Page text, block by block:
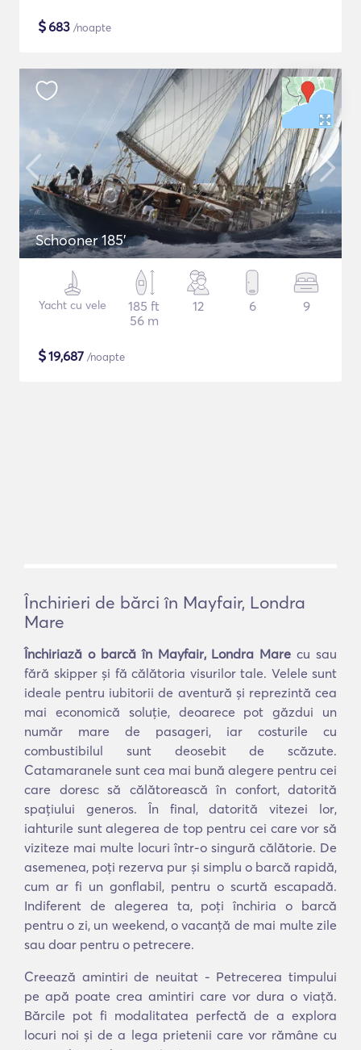
$683 /noapte
Schooner 185'
Yacht cu vele
185 ft
56 m
12 6 9
$19,687 /noapte
Închirieri de bărci în Mayfair, Londra
Mare
Închiriază o barcă în Mayfair, Londra Mare cu sau
fără skipper și fă călătoria visurilor tale. Velele sunt
ideale pentru iubitorii de aventură și reprezintă cea
mai economică soluție, deoarece pot găzdui un
număr mare de pasageri, iar costurile cu
combustibilul sunt deosebit de scăzute.
Catamaranele sunt cea mai bună alegere pentru cei
care doresc să călătorească în confort, datorită
spațiului generos. În final, datorită vitezei lor,
iahturile sunt alegerea de top pentru cei care vor să
viziteze mai multe locuri într-o singură călătorie. De
asemenea, poți rezerva pur și simplu o barcă rapidă,
cum ar fi un gonflabil, pentru o scurtă escapadă.
Indiferent de alegerea ta, poți închiria o barcă
pentru o zi, un weekend, o vacanță de mai multe zile
sau doar pentru o petrecere.
Creează amintiri de neuitat - Petrecerea timpului
pe apă poate crea amintiri care vor dura o viață.
Bărcile pot fi modalitatea perfectă de a explora
locuri noi și de a lega prietenii care vor rămâne cu